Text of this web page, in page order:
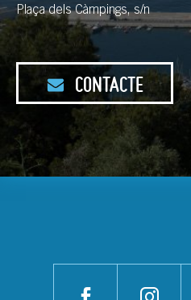
Plaça dels Càmpings, s/n
CONTACTE